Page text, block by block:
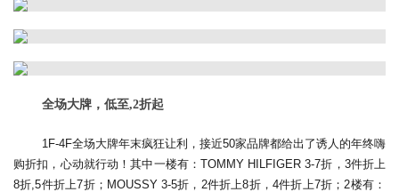
全场大牌，低至,2折起
1F-4F全场大牌年末疯狂让利，接近50家品牌都给出了诱人的年终嗨
购折扣，心动就行动！其中一楼有：TOMMY HILFIGER 3-7折，3件折上
8折,5件折上7折；MOUSSY 3-5折，2件折上8折，4件折上7折；2楼有：